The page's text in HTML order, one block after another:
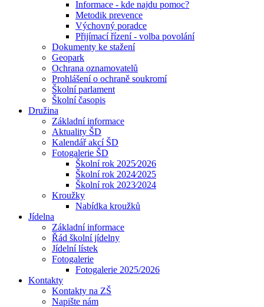
Informace - kde najdu pomoc?
Metodik prevence
Výchovný poradce
Přijímací řízení - volba povolání
Dokumenty ke stažení
Geopark
Ochrana oznamovatelů
Prohlášení o ochraně soukromí
Školní parlament
Školní časopis
Družina
Základní informace
Aktuality ŠD
Kalendář akcí ŠD
Fotogalerie ŠD
Školní rok 2025⁄2026
Školní rok 2024⁄2025
Školní rok 2023⁄2024
Kroužky
Nabídka kroužků
Jídelna
Základní informace
Řád školní jídelny
Jídelní lístek
Fotogalerie
Fotogalerie 2025/2026
Kontakty
Kontakty na ZŠ
Napište nám